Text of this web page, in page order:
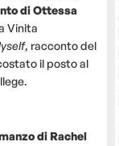
di Ottessa
Vinita
, racconto del
il posto al
di Rachel